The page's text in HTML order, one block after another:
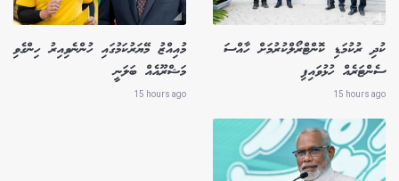
ކުދި ރުކުމަޑި ކޮންޓްރޯލްކުރުމަށް ހާއްސަ
ސެންޓަރެއް ހުޅުވައިފި
15 hours ago
މުއިއްޒު މޭޔަރުކަމުގައި ހުންނެވިއިރު ހިންގެވި
މަޝްރޫއެއް ބަލަނީ
15 hours ago